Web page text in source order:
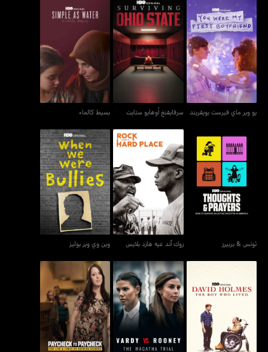
يو وير ماي فيرست بويفريند
يو وير ماي فيرست بويفريند
سرفايفنغ أوهايو ستايت
سرفايفنغ أوهايو ستايت
بسيط كالماء
بسيط كالماء
ثوتس & برييرز
ثوتس & برييرز
روك آند غيه هارد بلايس
روك آند غيه هارد بلايس
وين وي وير بوليز
وين وي وير بوليز
ديفيد هولمز: ذا بوي هو
فيندي X روني: ذا واغاثا
بايباك تو بايباك: ذا لايف أند
تايمز كاترينا